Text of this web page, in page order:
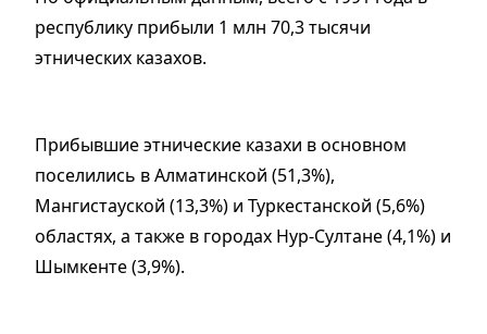
республику прибыли 1 млн 70,3 тысячи
этнических казахов.
Прибывшие этнические казахи в основном
поселились в Алматинской (51,3%),
Мангистауской (13,3%) и Туркестанской (5,6%)
областях, а также в городах Нур-Султане (4,1%) и
Шымкенте (3,9%).